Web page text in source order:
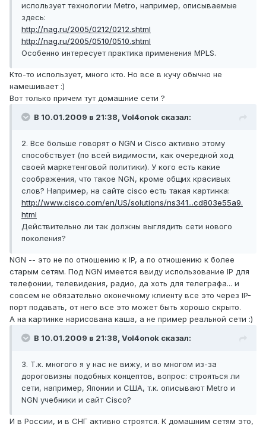
использует технологии Metro, например, описываемые
здесь:
http://nag.ru/2005/0212/0212.shtml
http://nag.ru/2005/0510/0510.shtml
Особенно интересует практика применения MPLS.
Кто-то использует, много кто. Но все в кучу обычно не
намешивает :)
Вот только причем тут домашние сети ?
В 10.01.2009 в 21:38, Vol4onok сказал:
2. Все больше говорят о NGN и Cisco активно этому
способствует (по всей видимости, как очередной ход
своей маркетенговой политики). У кого есть какие
соображения, что такое NGN, кроме общих красивых
слов? Например, на сайте cisco есть такая картинка:
http://www.cisco.com/en/US/solutions/ns341...cd803e55a9.
html
Действительно ли так должны выглядить сети нового
поколения?
NGN -- это не по отношению к IP, а по отношению к более
старым сетям. Под NGN имеется ввиду использование IP для
телефонии, телевидения, радио, да хоть для телеграфа... и
совсем не обязательно оконечному клиенту все это через IP-
порт подавать, от него все это может быть хорошо скрыто.
А на картинке нарисована каша, а не пример реальной сети :)
В 10.01.2009 в 21:38, Vol4onok сказал:
3. Т.к. многого я у нас не вижу, и во многом из-за
дороговизны подобных концептов, вопрос: строяться ли
сети, например, Японии и США, т.к. описывают Metro и
NGN учебники и сайт Cisco?
И в России, и в СНГ активно строятся. К домашним сетям это,